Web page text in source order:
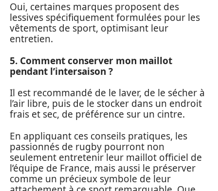
Oui, certaines marques proposent des
lessives spécifiquement formulées pour les
vêtements de sport, optimisant leur
entretien.
5. Comment conserver mon maillot
pendant l’intersaison ?
Il est recommandé de le laver, de le sécher à
l’air libre, puis de le stocker dans un endroit
frais et sec, de préférence sur un cintre.
En appliquant ces conseils pratiques, les
passionnés de rugby pourront non
seulement entretenir leur maillot officiel de
l’équipe de France, mais aussi le préserver
comme un précieux symbole de leur